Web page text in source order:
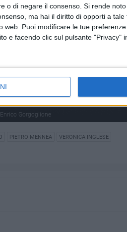
o di negare il consenso. Si rende
ma hai il diritto di opporti a
web. Puoi modificare le tue
e facendo clic sul pulsante "Privacy"
Gorgoglione
PIETRO MENNEA
VERONICA INGLESE